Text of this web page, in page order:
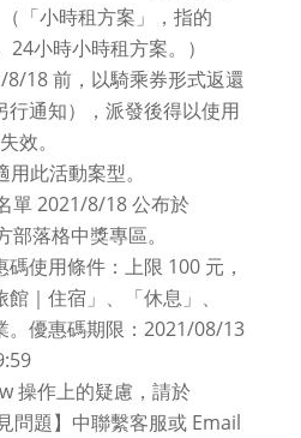
「小時租方案」，指的
小時小時租方案。）
18 前，以騎乘券形式返還
行通知），派發後得以使用
效。
此活動案型。
單 2021/8/18 公布於
落格中獎專區。
使用條件：上限 100 元，
｜住宿」、「休息」、
。優惠碼期限：2021/08/13
操作上的疑慮，請於
問題】中聯繫客服或 Email